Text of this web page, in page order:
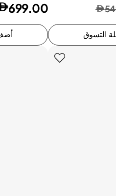
التسوق
699.00